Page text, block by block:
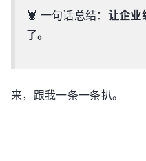
🦞 一句话总结： 让企业
了。
来，跟我一条一条扒。